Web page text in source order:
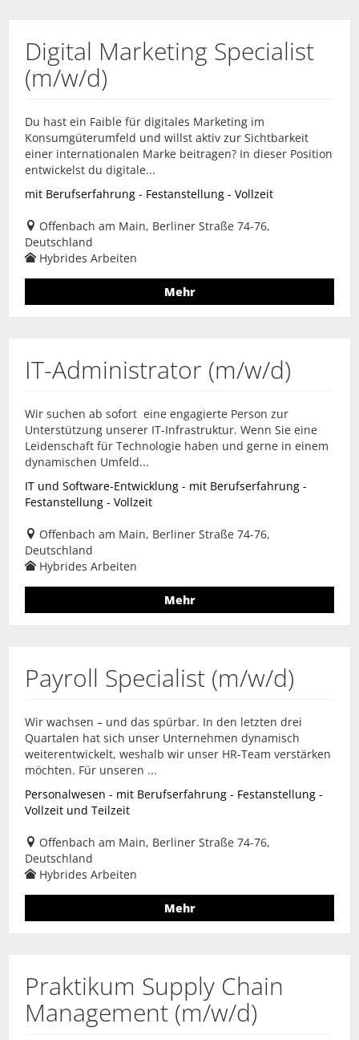
Digital Marketing Specialist
(m/w/d)
Du hast ein Faible für digitales Marketing im
Konsumgüterumfeld und willst aktiv zur Sichtbarkeit
einer internationalen Marke beitragen? In dieser Position
entwickelst du digitale...
mit Berufserfahrung - Festanstellung - Vollzeit
Offenbach am Main, Berliner Straße 74-76,
Deutschland
Hybrides Arbeiten
Mehr
IT-Administrator (m/w/d)
Wir suchen ab sofort eine engagierte Person zur
Unterstützung unserer IT-Infrastruktur. Wenn Sie eine
Leidenschaft für Technologie haben und gerne in einem
dynamischen Umfeld...
IT und Software-Entwicklung - mit Berufserfahrung -
Festanstellung - Vollzeit
Offenbach am Main, Berliner Straße 74-76,
Deutschland
Hybrides Arbeiten
Mehr
Payroll Specialist (m/w/d)
Wir wachsen – und das spürbar. In den letzten drei
Quartalen hat sich unser Unternehmen dynamisch
weiterentwickelt, weshalb wir unser HR-Team verstärken
möchten. Für unseren ...
Personalwesen - mit Berufserfahrung - Festanstellung -
Vollzeit und Teilzeit
Offenbach am Main, Berliner Straße 74-76,
Deutschland
Hybrides Arbeiten
Mehr
Praktikum Supply Chain
Management (m/w/d)